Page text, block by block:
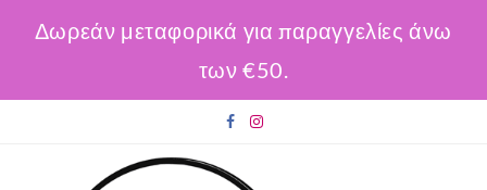
Δωρεάν μεταφορικά για παραγγελίες άνω
των €50.